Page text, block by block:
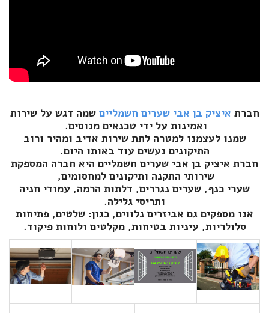
חברת איציק בן אבי שערים חשמליים שמה דגש על שירות
ואמינות על ידי טכנאים מנוסים.
שמנו לעצמנו למטרה לתת שירות אדיב ומהיר ורוב
התיקונים נעשים עוד באותו היום.
חברת איציק בן אבי שערים חשמליים היא חברה המספקת
שירותי התקנה ותיקונים למחסומים,
שערי כנף, שערים נגררים, דלתות הרמה, עמודי חניה
ותריסי גלילה.
אנו מספקים גם אביזרים נלווים, כגון: שלטים, פתיחות
סלולריות, עיניות בטיחות, מקלטים ולוחות פיקוד.